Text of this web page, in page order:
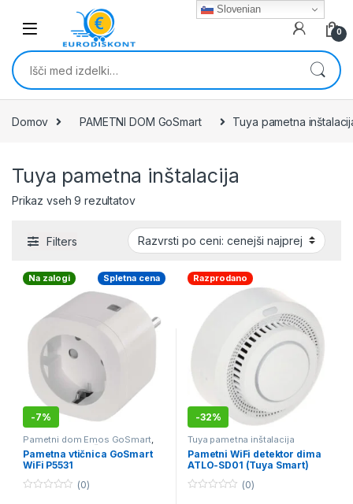
Skip to navigation
0
Išči:
Domov PAMETNI DOM GoSmart Tuya pametna
Tuya pametna inštalacija
Prikaz vseh 9 rezultatovRazvrščeno po ceni: od najnižje do
Filters
Na zalogi
-7%
Spletna cena
Pametni dom Emos GoSmart,
Tuya pametna inštalacija
Zabavna elektronika
Pametna vtičnica GoSmart
WiFi P5531
(0)
Razprodano
-32%
Tuya pametna inštalacija
Pametni WiFi detektor dima
ATLO-SD01 (Tuya Smart)
(0)
Slovenian